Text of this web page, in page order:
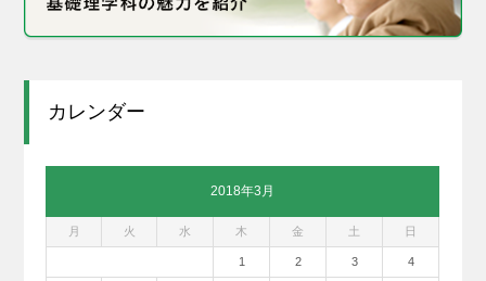
カレンダー
2018年3月
月 火 水 木 金 土 日
1 2 3 4